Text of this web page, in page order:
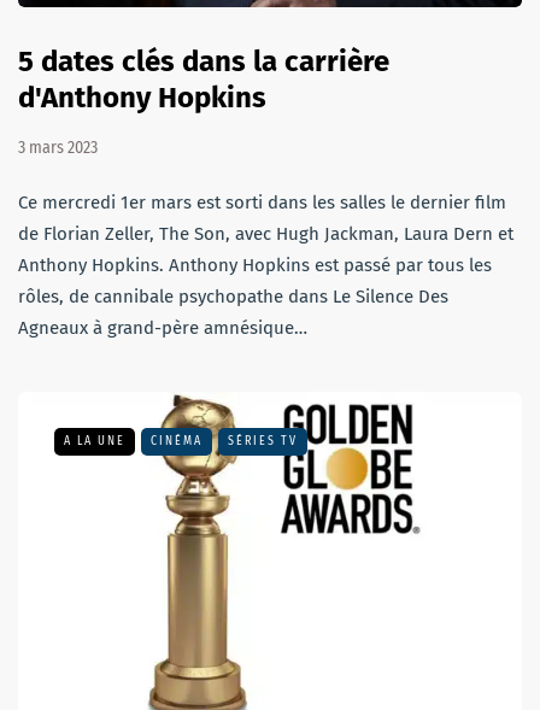
5 dates clés dans la carrière
d'Anthony Hopkins
3 mars 2023
Ce mercredi 1er mars est sorti dans les salles le dernier film
de Florian Zeller, The Son, avec Hugh Jackman, Laura Dern et
Anthony Hopkins. Anthony Hopkins est passé par tous les
rôles, de cannibale psychopathe dans Le Silence Des
Agneaux à grand-père amnésique…
A LA UNE CINÉMA SÉRIES TV